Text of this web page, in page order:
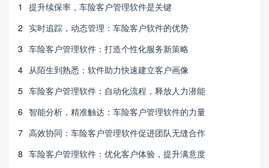
1
提升续保率，车险客户管理软件是关键
2 实时追踪，动态管理：车险客户软件的优势
3 车险客户管理软件：打造个性化服务新策略
4 从陌生到熟悉：软件助力快速建立客户画像
5 车险客户管理软件：自动化流程，释放人力潜能
6 智能分析，精准触达：车险客户管理软件的力量
7 高效协同：车险客户管理软件促进团队无缝合作
8 车险客户管理软件：优化客户体验，提升满意度